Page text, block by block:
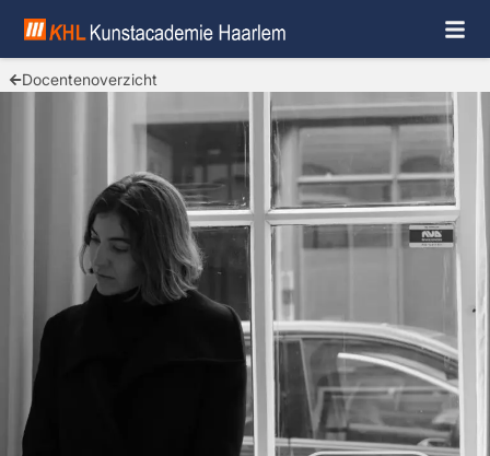
Docentenoverzicht